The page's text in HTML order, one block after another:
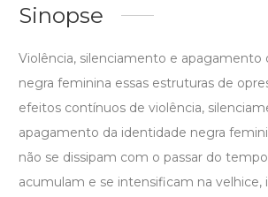
Sinopse
Violência, silenciamento e apagamento
negra feminina essas estruturas de
efeitos contínuos de violência,
apagamento da identidade negra
não se dissipam com o passar do
acumulam e se intensificam na velhice,